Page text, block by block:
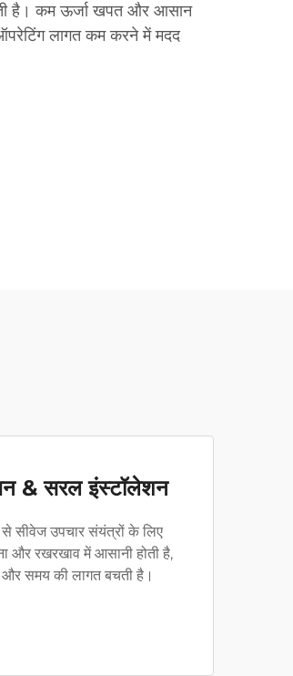
है। कम ऊर्जा खपत और आसान
लागत कम करने में मदद
& सरल इंस्टॉलेशन
सीवेज उपचार संयंत्रों के लिए
और रखरखाव में आसानी होती है,
समय की लागत बचती है।